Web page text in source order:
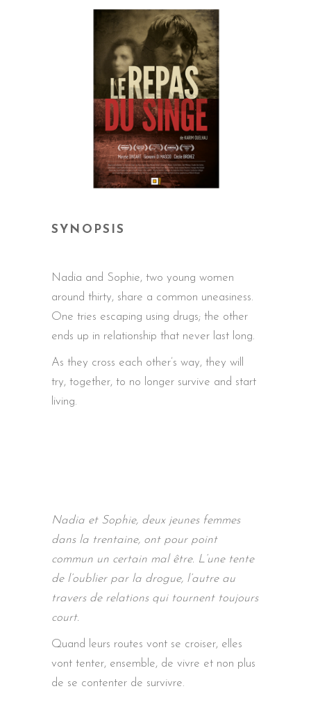
SYNOPSIS
Nadia and Sophie, two young women
around thirty, share a common uneasiness.
One tries escaping using drugs; the other
ends up in relationship that never last long.
As they cross each other’s way, they will
try, together, to no longer survive and start
living.
Nadia et Sophie, deux jeunes femmes
dans la trentaine, ont pour point
commun un certain mal être. L’une tente
de l’oublier par la drogue, l’autre au
travers de relations qui tournent toujours
court.
Quand leurs routes vont se croiser, elles
vont tenter, ensemble, de vivre et non plus
de se contenter de survivre.